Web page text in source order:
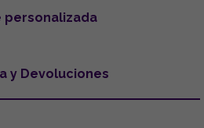
personalizada
y Devoluciones